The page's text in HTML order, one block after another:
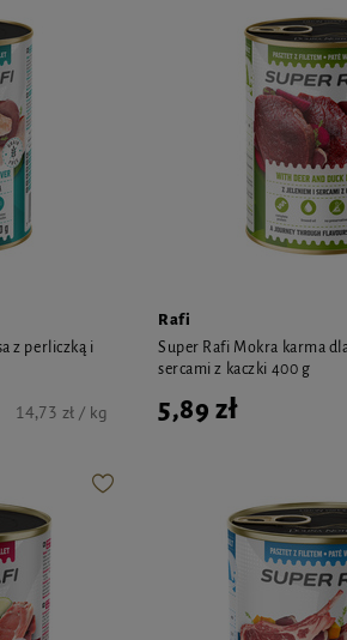
z perliczką i
14,73 zł / kg
Rafi
Super Rafi Mokra karma
sercami z kaczki 400 g
5,89 zł